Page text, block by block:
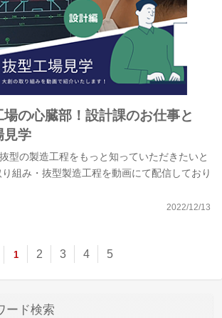
場の心臓部！設計課のお仕事と
見学
型の製造工程をもっと知っていただきたいと
組み・抜型製造工程を動画にて配信しており
2022/12/13
1 2 3 4 5
ード検索